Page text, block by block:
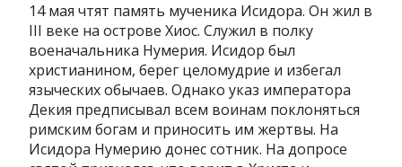
14 мая чтят память мученика Исидора. Он жил в
III веке на острове Хиос. Служил в полку
военачальника Нумерия. Исидор был
христианином, берег целомудрие и избегал
языческих обычаев. Однако указ императора
Декия предписывал всем воинам поклоняться
римским богам и приносить им жертвы. На
Исидора Нумерию донес сотник. На допросе